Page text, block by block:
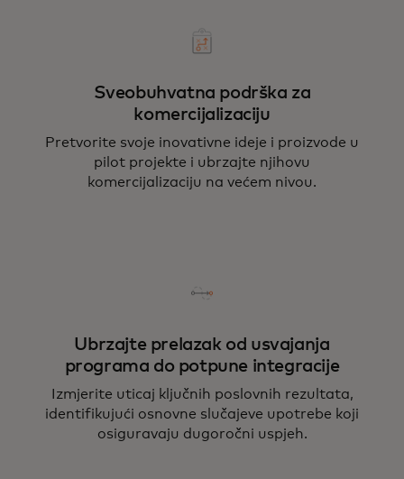
Sveobuhvatna podrška za
komercijalizaciju
Pretvorite svoje inovativne ideje i proizvode u
pilot projekte i ubrzajte njihovu
komercijalizaciju na većem nivou.
Ubrzajte prelazak od usvajanja
programa do potpune integracije
Izmjerite uticaj ključnih poslovnih rezultata,
identifikujući osnovne slučajeve upotrebe koji
osiguravaju dugoročni uspjeh.